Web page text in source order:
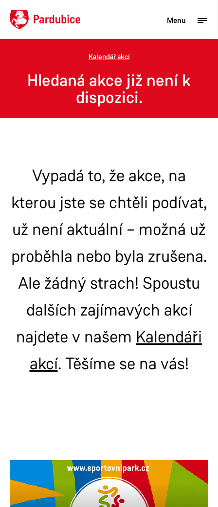
Turista
Aktuality
Kalendář akcí
Hledaná akce již není k
dispozici.
Vypadá to, že akce, na
kterou jste se chtěli podívat,
už není aktuální – možná už
proběhla nebo byla zrušena.
Ale žádný strach! Spoustu
dalších zajímavých akcí
najdete v našem Kalendáři
akcí. Těšíme se na vás!
Menu